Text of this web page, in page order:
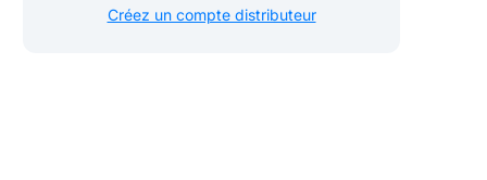
Créez un compte distributeur